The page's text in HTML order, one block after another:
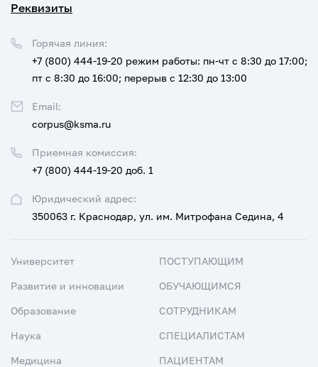
Реквизиты
Юридический адрес:
350063 г. Краснодар, ул. им. Митрофана Седина, 4
Приемная комиссия:
+7 (800) 444-19-20 доб. 1
Горячая линия:
+7 (800) 444-19-20 режим работы: пн-чт с 8:30 до 17:00;
пт с 8:30 до 16:00; перерыв с 12:30 до 13:00
Email:
corpus@ksma.ru
Университет
Развитие и инновации
Образование
Наука
Медицина
ПОСТУПАЮЩИМ
ОБУЧАЮЩИМСЯ
СОТРУДНИКАМ
СПЕЦИАЛИСТАМ
ПАЦИЕНТАМ